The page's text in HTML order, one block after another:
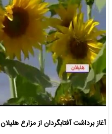
آغاز برداشت آفتابگردان از مزارع هلیلان